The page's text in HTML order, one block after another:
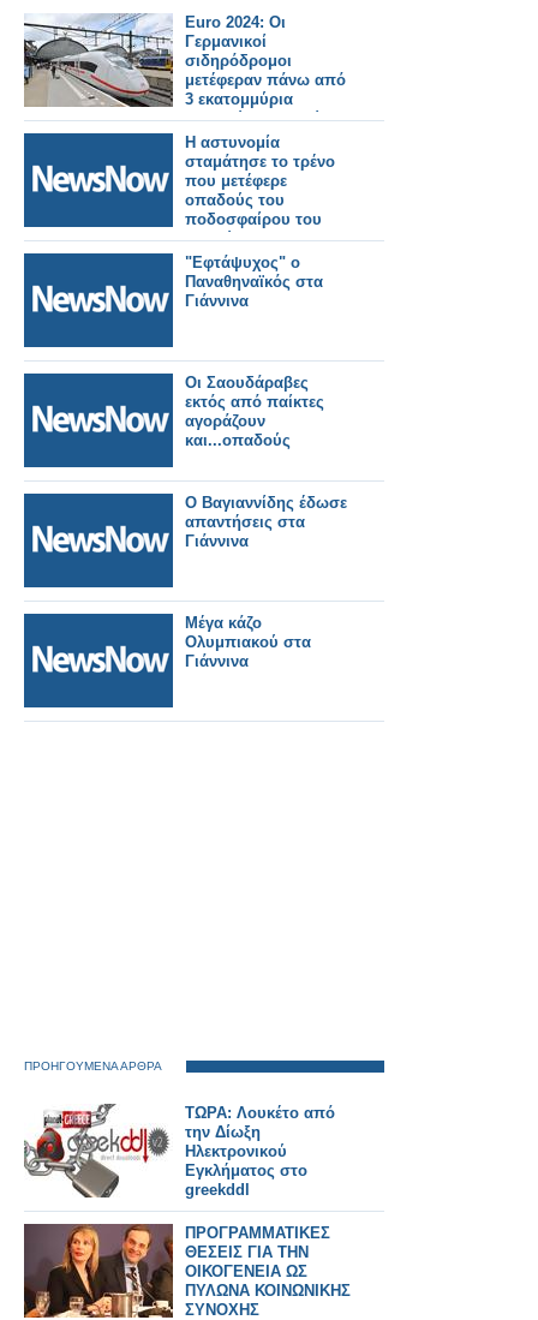
Euro 2024: Οι
Γερμανικοί
σιδηρόδρομοι
μετέφεραν πάνω από
3 εκατομμύρια
οπαδούς την πρώτη
εβδομάδα
Η αστυνομία
σταμάτησε το τρένο
που μετέφερε
οπαδούς του
ποδοσφαίρου του
Αμβούργου για 6
ώρες
"Εφτάψυχος" ο
Παναθηναϊκός στα
Γιάννινα
Οι Σαουδάραβες
εκτός από παίκτες
αγοράζουν
και...οπαδούς
Ο Βαγιαννίδης έδωσε
απαντήσεις στα
Γιάννινα
Μέγα κάζο
Ολυμπιακού στα
Γιάννινα
ΠΡΟΗΓΟΥΜΕΝΑ ΑΡΘΡΑ
ΤΩΡΑ: Λουκέτο από
την Δίωξη
Ηλεκτρονικού
Εγκλήματος στο
greekddl
ΠΡΟΓΡΑΜΜΑΤΙΚΕΣ
ΘΕΣΕΙΣ ΓΙΑ ΤΗΝ
ΟΙΚΟΓΕΝΕΙΑ ΩΣ
ΠΥΛΩΝΑ ΚΟΙΝΩΝΙΚΗΣ
ΣΥΝΟΧΗΣ